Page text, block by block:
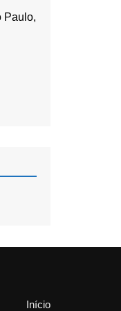
Paulo,
Início